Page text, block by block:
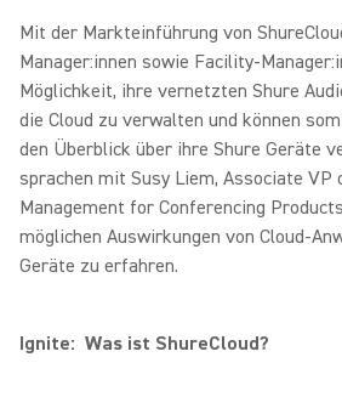
Mit der Markteinführung von
Manager:innen sowie Facility-
Möglichkeit, ihre vernetzten Shure
die Cloud zu verwalten und können
den Überblick über ihre Shure Geräte
sprachen mit Susy Liem, Associate VP
Management for Conferencing
möglichen Auswirkungen von Cloud-
Geräte zu erfahren.
Ignite: Was ist ShureCloud?